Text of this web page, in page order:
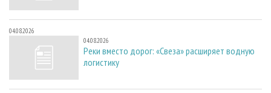
04.08.2026
04.08.2026
Реки вместо дорог: «Свеза» расширяет водную
логистику